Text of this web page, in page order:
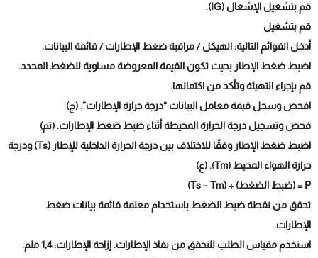
قم بتشغيل الإشعال (IG).
قم بتشغيل
أدخل القوائم التالية: الهيكل / مراقبة ضغط الإطارات / قائمة البيانات.
اضبط ضغط الإطار بحيث تكون القيمة المعروضة مساوية للضغط المحدد.
قم بإجراء التهيئة وتأكد من اكتمالها.
افحص وسجل قيمة معامل البيانات “درجة حرارة الإطارات”. (ج)
فحص وتسجيل درجة الحرارة المحيطة أثناء ضبط ضغط الإطارات. (تم)
اضبط ضغط الإطار وفقًا للاختلاف بين درجة الحرارة الداخلية للإطار (Ts) ودرجة
حرارة الهواء المحيط (Tm). (ع)
P = (ضبط الضغط) + (Ts – Tm)
تحقق من نقطة ضبط الضغط باستخدام معلمة قائمة بيانات ضغط
الإطارات.
استخدم مقياس الطلب للتحقق من نفاذ الإطارات. إزاحة الإطارات: 1,4 ملم.